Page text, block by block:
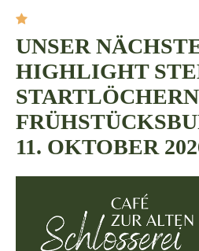
UNSER
HIGHLIGHT
STARTLÖCHERN
11. OKTOBER